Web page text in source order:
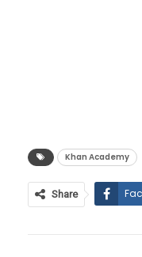
Khan Academy
Share